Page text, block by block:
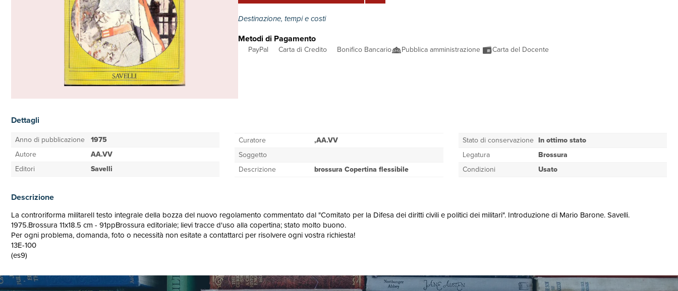
Destinazione, tempi e costi
Metodi di Pagamento
PayPal Carta di Credito Bonifico Bancario Pubblica amministrazione Carta del Docente
Dettagli
Anno di pubblicazione 1975
Autore
AA.VV
Editori
Savelli
Curatore
,AA.VV
Soggetto
Descrizione
brossura Copertina flessibile
Stato di conservazione In ottimo stato
Legatura
Brossura
Condizioni
Usato
Descrizione
La controriforma militareIl testo integrale della bozza del nuovo regolamento commentato dal "Comitato per la Difesa dei diritti civili e politici dei militari". Introduzione di Mario Barone. Savelli.
1975.Brossura 11x18.5 cm - 91ppBrossura editoriale; lievi tracce d'uso alla copertina; stato molto buono.
Per ogni problema, domanda, foto o necessità non esitate a contattarci per risolvere ogni vostra richiesta!
13E-100
(es9)